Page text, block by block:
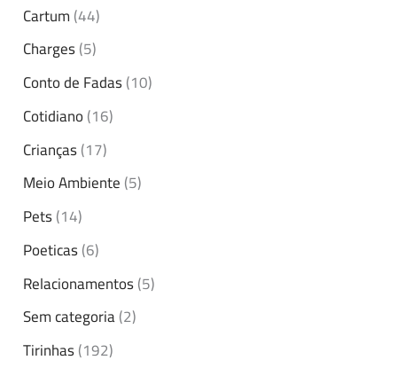
Cartum(44)
Charges(5)
Conto de Fadas(10)
Cotidiano(16)
Crianças(17)
Meio Ambiente(5)
Pets(14)
Poeticas(6)
Relacionamentos(5)
Sem categoria(2)
Tirinhas(192)